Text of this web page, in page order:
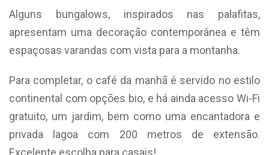
Alguns bungalows, inspirados nas palafitas,
apresentam uma decoração contemporânea e têm
espaçosas varandas com vista para a montanha.
Para completar, o café da manhã é servido no estilo
continental com opções bio, e há ainda acesso Wi-Fi
gratuito, um jardim, bem como uma encantadora e
privada lagoa com 200 metros de extensão.
Excelente escolha para casais!